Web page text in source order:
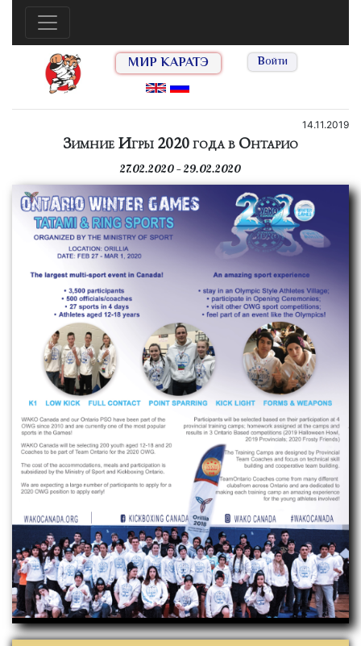
МИР КАРАТЭ Войти
14.11.2019
Зимние Игры 2020 года в Онтарио
27.02.2020 — 29.02.2020